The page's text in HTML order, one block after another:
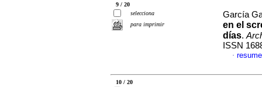
9 / 20
selecciona
para imprimir
García
en el
días.
ISSN
·
10 / 20